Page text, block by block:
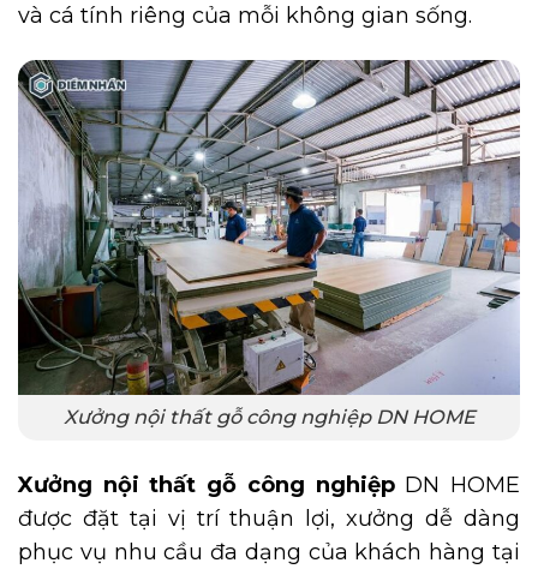
và cá tính riêng của mỗi không gian sống.
Xưởng nội thất gỗ công nghiệp DN HOME
Xưởng nội thất gỗ công nghiệpDN HOME
được đặt tại vị trí thuận lợi, xưởng dễ dàng
phục vụ nhu cầu đa dạng của khách hàng tại